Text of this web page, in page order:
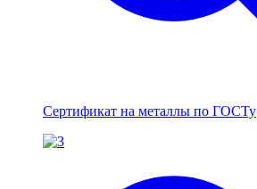
Сертификат на металлы по ГОСТу